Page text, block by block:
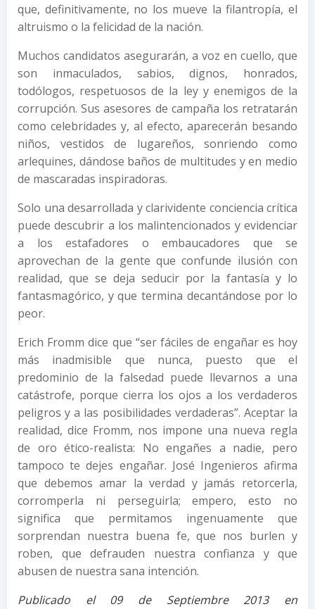
que, definitivamente, no los mueve la filantropía, el
altruismo o la felicidad de la nación.
Muchos candidatos asegurarán, a voz en cuello, que
son inmaculados, sabios, dignos, honrados,
todólogos, respetuosos de la ley y enemigos de la
corrupción. Sus asesores de campaña los retratarán
como celebridades y, al efecto, aparecerán besando
niños, vestidos de lugareños, sonriendo como
arlequines, dándose baños de multitudes y en medio
de mascaradas inspiradoras.
Solo una desarrollada y clarividente conciencia crítica
puede descubrir a los malintencionados y evidenciar
a los estafadores o embaucadores que se
aprovechan de la gente que confunde ilusión con
realidad, que se deja seducir por la fantasía y lo
fantasmagórico, y que termina decantándose por lo
peor.
Erich Fromm dice que “ser fáciles de engañar es hoy
más inadmisible que nunca, puesto que el
predominio de la falsedad puede llevarnos a una
catástrofe, porque cierra los ojos a los verdaderos
peligros y a las posibilidades verdaderas”. Aceptar la
realidad, dice Fromm, nos impone una nueva regla
de oro ético-realista: No engañes a nadie, pero
tampoco te dejes engañar. José Ingenieros afirma
que debemos amar la verdad y jamás retorcerla,
corromperla ni perseguirla; empero, esto no
significa que permitamos ingenuamente que
sorprendan nuestra buena fe, que nos burlen y
roben, que defrauden nuestra confianza y que
abusen de nuestra sana intención.
Publicado el 09 de Septiembre 2013 en